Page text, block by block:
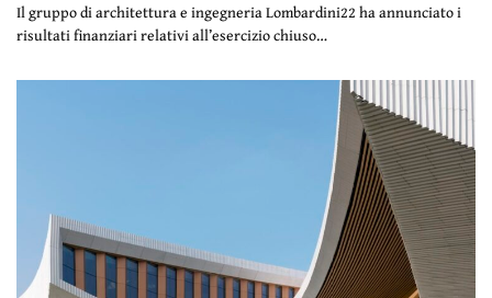
Il gruppo di architettura e ingegneria Lombardini22 ha annunciato i
risultati finanziari relativi all’esercizio chiuso…